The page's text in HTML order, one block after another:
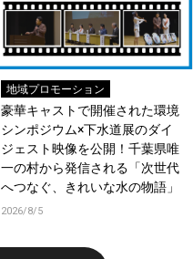
地域プロモーション
豪華キャストで開催された環境
シンポジウム×下水道展のダイ
ジェスト映像を公開！千葉県唯
一の村から発信される「次世代
へつなぐ、きれいな水の物語」
2026/8/5